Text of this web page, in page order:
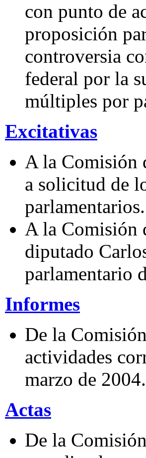
con punto de
proposición
controversia
federal por la
múltiples por
Excitativas
A la Comisión
a solicitud de
parlamentarios.
A la Comisión
diputado
parlamentario
Informes
De la
actividades
marzo de 2004.
Actas
De la